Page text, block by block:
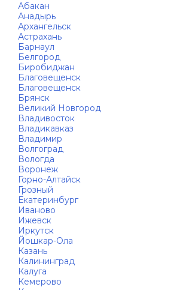
Абакан
Анадырь
Архангельск
Астрахань
Барнаул
Белгород
Биробиджан
Благовещенск
Благовещенск
Брянск
Великий Новгород
Владивосток
Владикавказ
Владимир
Волгоград
Вологда
Воронеж
Горно-Алтайск
Грозный
Екатеринбург
Иваново
Ижевск
Иркутск
Йошкар-Ола
Казань
Калининград
Калуга
Кемерово